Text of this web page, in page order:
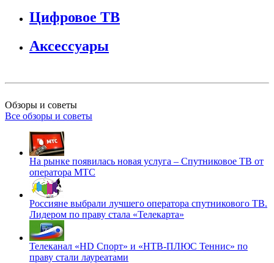
Цифровое ТВ
Аксессуары
Обзоры и советы
Все обзоры и советы
На рынке появилась новая услуга – Спутниковое ТВ от
оператора МТС
Россияне выбрали лучшего оператора спутникового ТВ.
Лидером по праву стала «Телекарта»
Телеканал «HD Спорт» и «НТВ-ПЛЮС Теннис» по
праву стали лауреатами